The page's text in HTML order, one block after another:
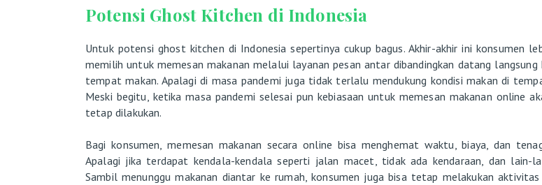
Potensi Ghost Kitchen di Indonesia
Untuk potensi ghost kitchen di Indonesia sepertinya cukup bagus. Akhir-akhir ini konsumen
memilih untuk memesan makanan melalui layanan pesan antar dibandingkan datang langsung
tempat makan. Apalagi di masa pandemi juga tidak terlalu mendukung kondisi makan di
Meski begitu, ketika masa pandemi selesai pun kebiasaan untuk memesan makanan online
tetap dilakukan.
Bagi konsumen, memesan makanan secara online bisa menghemat waktu, biaya, dan
Apalagi jika terdapat kendala-kendala seperti jalan macet, tidak ada kendaraan, dan lain-
Sambil menunggu makanan diantar ke rumah, konsumen juga bisa tetap melakukan aktivitas